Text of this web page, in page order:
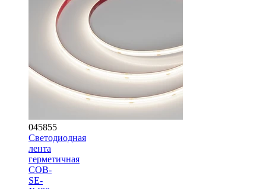
045855
Светодиодная
лента
герметичная
COB-
SE-